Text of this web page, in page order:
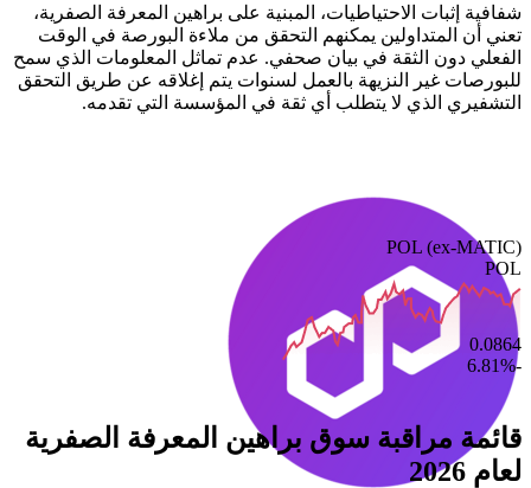
شفافية إثبات الاحتياطيات، المبنية على براهين المعرفة الصفرية،
تعني أن المتداولين يمكنهم التحقق من ملاءة البورصة في الوقت
الفعلي دون الثقة في بيان صحفي. عدم تماثل المعلومات الذي سمح
للبورصات غير النزيهة بالعمل لسنوات يتم إغلاقه عن طريق التحقق
التشفيري الذي لا يتطلب أي ثقة في المؤسسة التي تقدمه.
POL (ex-MATIC)
POL
0.0864
-6.81%
قائمة مراقبة سوق براهين المعرفة الصفرية
لعام 2026